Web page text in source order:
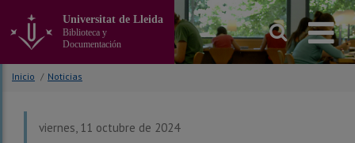
contenido
principal
Universitat de Lleida
Biblioteca y
Documentación
Inicio / Noticias
viernes, 11 octubre de 2024